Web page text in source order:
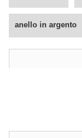
anello in argento